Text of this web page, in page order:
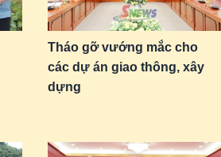
Tháo gỡ vướng mắc cho
các dự án giao thông, xây
dựng